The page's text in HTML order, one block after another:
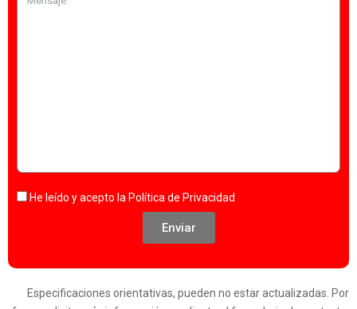
He leído y acepto la Política de Privacidad
Enviar
Especificaciones orientativas, pueden no estar actualizadas. Por